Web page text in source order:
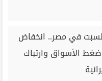
في مصر.. انخفاض
الأسواق وارتباك